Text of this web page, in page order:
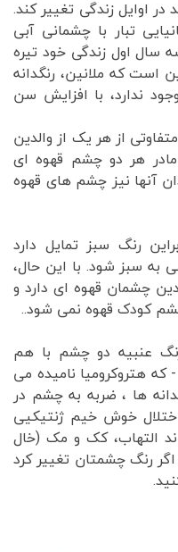
اوایل زندگی تغییر کند.
تبار با چشمانی آبی
سال اول زندگی خود تیره
که ملانین، رنگدانه
ندارد، با افزایش سن
از هر یک از والدین
مادر هر دو چشم قهوه ای
آنها نیز چشم های قهوه
رنگ سبز تمایل دارد
به سبز شود. با این حال،
چشمان قهوه ای دارد و
چشم کودک قهوه نمی شود..
عنبیه دو چشم با هم
هتروکرومیا نامیده می
ها ، ضربه به چشم در
خوش خیم ژنتیکیی
التهاب، کک و مک (خال
رنگ چشمتان تغییر کرد